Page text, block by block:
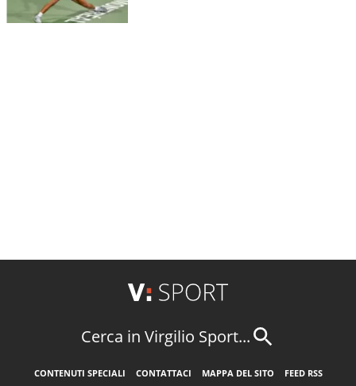
Cerca in Virgilio Sport...
CONTENUTI SPECIALI CONTATTACI MAPPA DEL SITO
FEED RSS